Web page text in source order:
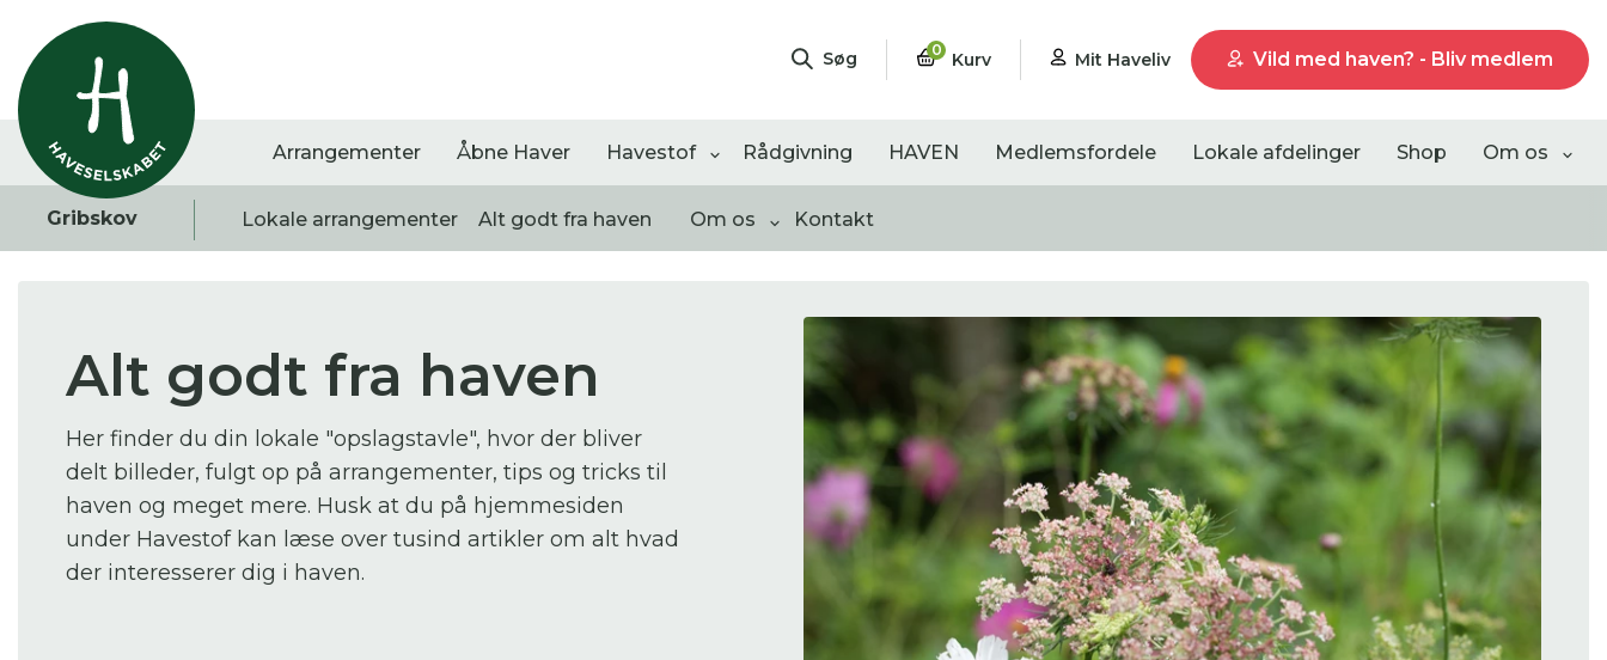
Søg 0 Kurv Mit Haveliv Vild med haven? - Bliv medlem
Arrangementer Åbne Haver Havestof Rådgivning HAVEN Medlemsfordele Lokale afdelinger Shop Om os
Gribskov Lokale arrangementer Alt godt fra haven Om os Kontakt
Vis alle
0resultater
Havestof Arrangementer Åbne haver
resultater Liste visning
Du skal indtaste minimum 3 tegn for at se
Alt godt fra haven
Her finder du din lokale "opslagstavle", hvor der bliver
delt billeder, fulgt op på arrangementer, tips og tricks til
haven og meget mere. Husk at du på hjemmesiden
under Havestof kan læse over tusind artikler om alt hvad
der interesserer dig i haven.